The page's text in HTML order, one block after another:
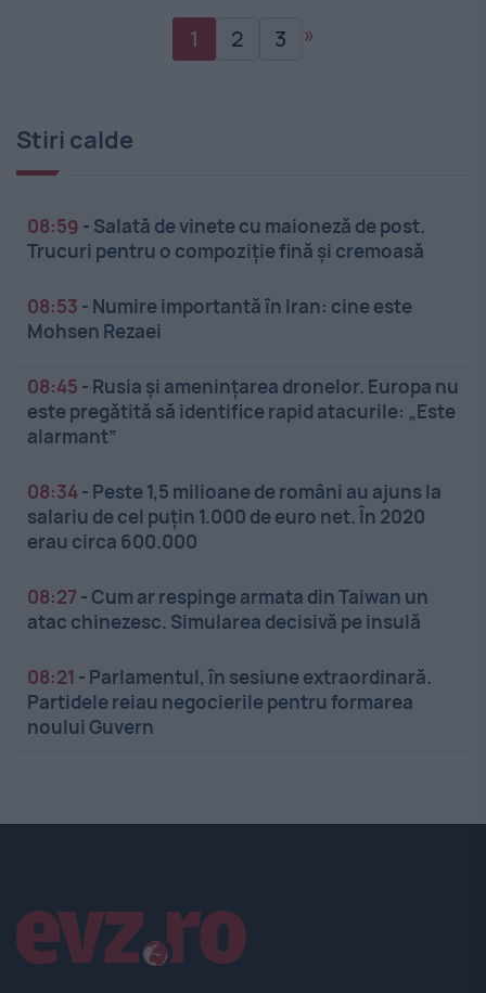
1 2 3 »
Stiri calde
08:59 - Salată de vinete cu maioneză de post.
Trucuri pentru o compoziție fină și cremoasă
08:53 - Numire importantă în Iran: cine este
Mohsen Rezaei
08:45 - Rusia și amenințarea dronelor. Europa nu
este pregătită să identifice rapid atacurile: „Este
alarmant”
08:34- Peste 1,5 milioane de români au ajuns la
salariu de cel puțin 1.000 de euro net. În 2020
erau circa 600.000
08:27 -Cum ar respinge armata din Taiwan un
atac chinezesc. Simularea decisivă pe insulă
08:21 - Parlamentul, în sesiune extraordinară.
Partidele reiau negocierile pentru formarea
noului Guvern
Linkuri utile